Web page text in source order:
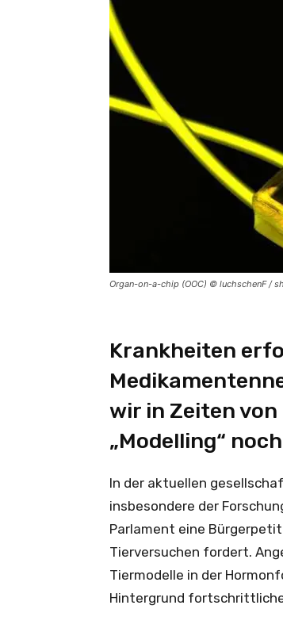
Organ-on-a-chip (OOC) © luchschenF /
Krankheiten
wir in Zeiten von
„Modelling“
In der aktuellen
insbesondere der
Parlament eine
Tierversuchen fordert.
Tiermodelle in der
Hintergrund